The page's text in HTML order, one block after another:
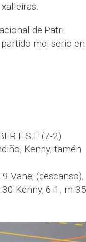
de Patri
moi serio en
F.S.F (7-2)
Kenny; tamén
Vane; (descanso),
Kenny, 6-1, m.35